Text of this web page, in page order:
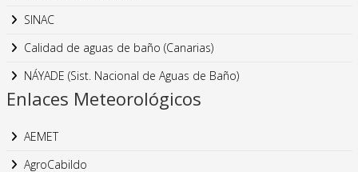
SINAC
Calidad de aguas de baño (Canarias)
NÁYADE (Sist. Nacional de Aguas de Baño)
Enlaces Meteorológicos
AEMET
AgroCabildo